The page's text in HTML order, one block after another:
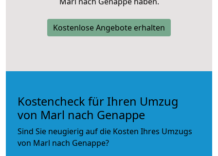
Kostenlose Angebote erhalten
Kostencheck für Ihren Umzug
von Marl nach Genappe
Sind Sie neugierig auf die Kosten Ihres Umzugs
von Marl nach Genappe?